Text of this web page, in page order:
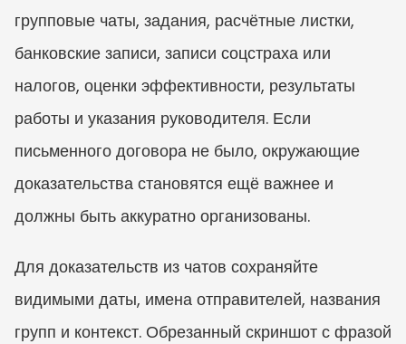
групповые чаты, задания, расчётные листки,
банковские записи, записи соцстраха или
налогов, оценки эффективности, результаты
работы и указания руководителя. Если
письменного договора не было, окружающие
доказательства становятся ещё важнее и
должны быть аккуратно организованы.
Для доказательств из чатов сохраняйте
видимыми даты, имена отправителей, названия
групп и контекст. Обрезанный скриншот с фразой